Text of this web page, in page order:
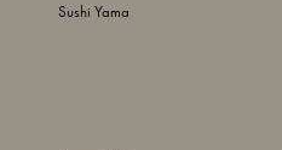
Sushi Yama